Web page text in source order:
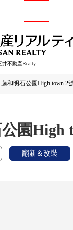
不動產Realty
藤和明石公園High town 2
園High
翻新＆改裝